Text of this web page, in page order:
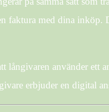
faktura med dina inköp.
långivaren använder
erbjuder en digital